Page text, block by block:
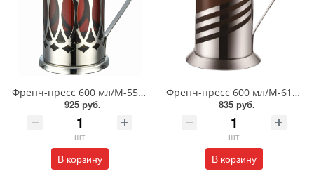
Френч-пресс 600 мл/М-5560
925 руб.
шт
В корзину
Френч-пресс 600 мл/М-6160
835 руб.
шт
В корзину